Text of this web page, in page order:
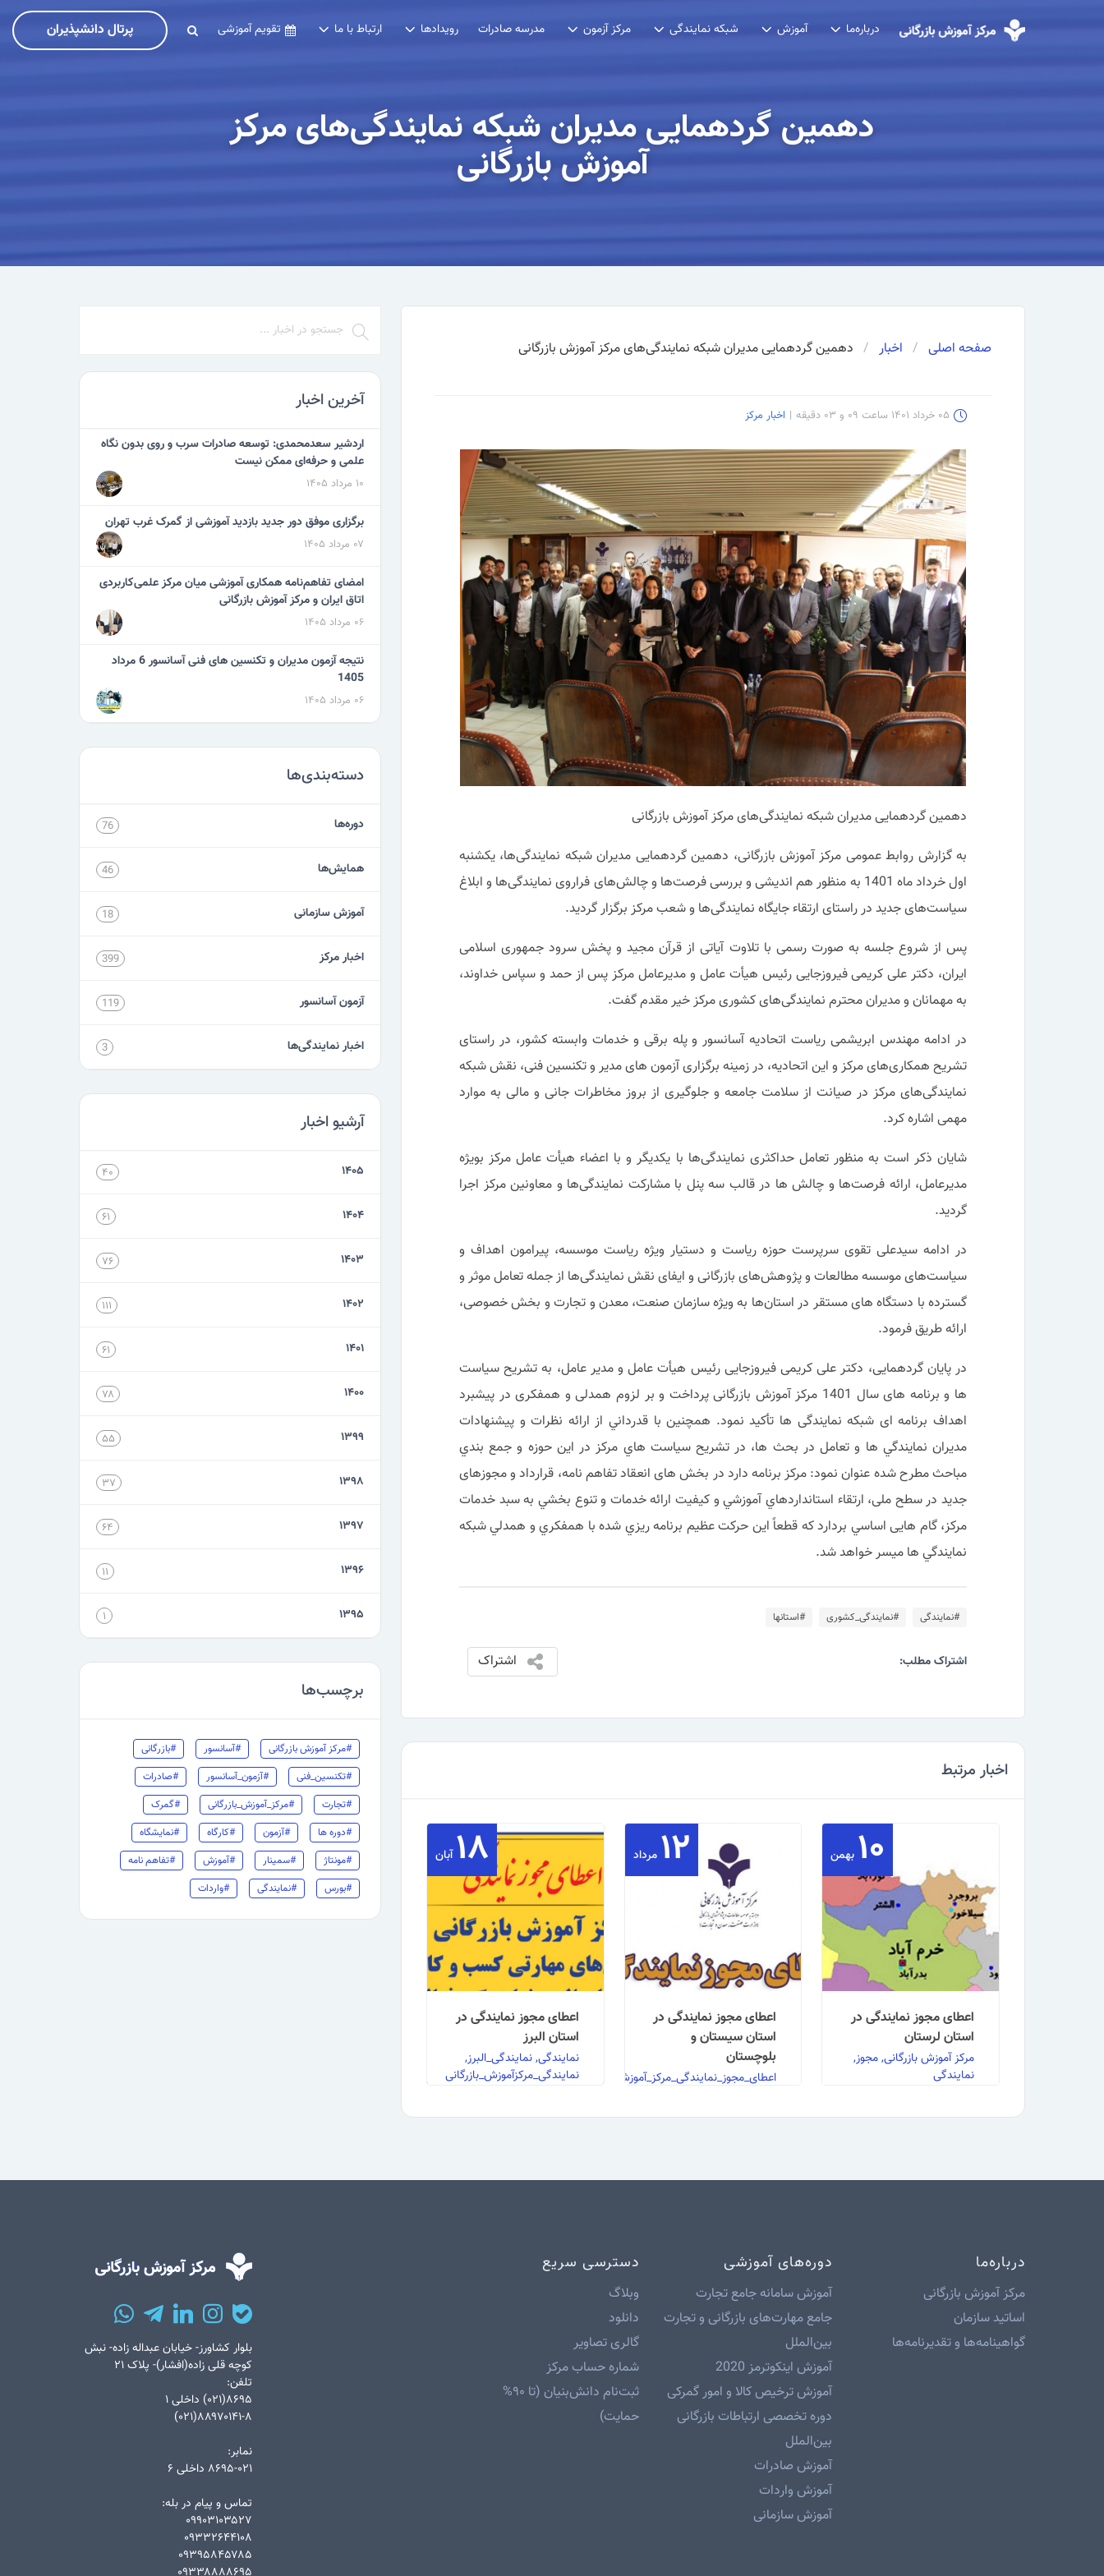
درباره‌ما آموزش شبکه نمایندگی مرکز آزمون مدرسه صادرات رویدادها ارتباط با ما تقویم آموزشی پرتال دانشپذیران
دهمین گردهمایی مدیران شبکه نمایندگی‌های مرکز
آموزش بازرگانی
صفحه اصلی اخبار دهمین گردهمایی مدیران شبکه نمایندگی‌های مرکز آموزش بازرگانی
۰۵ خرداد ۱۴۰۱ ساعت ۰۹ و ۰۳ دقیقه | اخبار مرکز
دهمین گردهمایی مدیران شبکه نمایندگی‌های مرکز آموزش بازرگانی
به گزارش روابط عمومی مرکز آموزش بازرگانی، دهمین گردهمایی مدیران شبکه نمایندگی‌ها، یکشنبه
اول خرداد ماه 1401 به منظور هم اندیشی و بررسی فرصت‌ها و چالش‌های فراروی نمایندگی‌ها و ابلاغ
سیاست‌های جدید در راستای ارتقاء جایگاه نمایندگی‌ها و شعب مرکز برگزار گردید.
پس از شروع جلسه به صورت رسمی با تلاوت آیاتی از قرآن مجید و پخش سرود جمهوری اسلامی
ایران، دکتر علی کریمی فیروزجایی رئیس هیأت عامل و مدیرعامل مرکز پس از حمد و سپاس خداوند،
به مهمانان و مدیران محترم نمایندگی‌های کشوری مرکز خیر مقدم گفت.
در ادامه مهندس ابریشمی ریاست اتحادیه آسانسور و پله برقی و خدمات وابسته کشور، در راستای
تشریح همکاری‌های مرکز و این اتحادیه، در زمینه برگزاری آزمون های مدیر و تکنسین فنی، نقش شبکه
نمایندگی‌های مرکز در صیانت از سلامت جامعه و جلوگیری از بروز مخاطرات جانی و مالی به موارد
مهمی اشاره کرد.
شایان ذکر است به منظور تعامل حداکثری نمایندگی‌ها با یکدیگر و با اعضاء هیأت عامل مرکز بویژه
مدیرعامل، ارائه فرصت‌ها و چالش ها در قالب سه پنل با مشارکت نمایندگی‌ها و معاونین مرکز اجرا
گردید.
در ادامه سیدعلی تقوی سرپرست حوزه ریاست و دستیار ویژه ریاست موسسه، پیرامون اهداف و
سیاست‌های موسسه مطالعات و پژوهش‌های بازرگانی و ایفای نقش نمایندگی‌ها از جمله تعامل موثر و
گسترده با دستگاه های مستقر در استان‌ها به ویژه سازمان صنعت، معدن و تجارت و بخش خصوصی،
ارائه طریق فرمود.
در پایان گردهمایی، دکتر علی کریمی فیروزجایی رئیس هیأت عامل و مدیر عامل، به تشریح سیاست
ها و برنامه های سال 1401 مرکز آموزش بازرگانی پرداخت و بر لزوم همدلی و همفکری در پیشبرد
اهداف برنامه ای شبکه نمایندگی ها تأکید نمود. همچنین با قدرداني از ارائه نظرات و پيشنهادات
مديران نمايندگي ها و تعامل در بحث ها، در تشريح سياست هاي مركز در این حوزه و جمع بندي
مباحث مطرح شده عنوان نمود: مرکز برنامه دارد در بخش های انعقاد تفاهم نامه، قرارداد و مجوزهای
جدید در سطح ملی، ارتقاء استانداردهاي آموزشي و كيفيت ارائه خدمات و تنوع بخشي به سبد خدمات
مركز، گام هايی اساسي بردارد كه قطعاً اين حركت عظيم برنامه ريزي شده با همفكري و همدلي شبكه
نمايندگي ها ميسر خواهد شد.
#نمایندگی #نمایندگی_کشوری #استانها
اشتراک مطلب: اشتراک
اخبار مرتبط
۱۰ بهمن
اعطای مجوز نمایندگی در
استان لرستان
مرکز آموزش بازرگانی, مجوز,
نمایندگی
۱۲ مرداد
اعطای مجوز نمایندگی در
استان سیستان و
بلوچستان
اعطای_مجوز_نمایندگی_مرکز_آموزش_بازرگانی,
نمایندگی_در_سیستان_و_بلوچستان
اعطای مجوز نمایندگی در
ادامه مطلب
۱۸ آبان
اعطای مجوز نمایندگی در
استان البرز
نمایندگی, نمایندگی_البرز,
نمایندگی_مرکزآموزش_بازرگانی
آخرین اخبار
اردشیر سعدمحمدی: توسعه صادرات سرب و روی بدون نگاه
علمی و حرفه‌ای ممکن نیست
۱۰ مرداد ۱۴۰۵
برگزاری موفق دور جدید بازدید آموزشی از گمرک غرب تهران
۰۷ مرداد ۱۴۰۵
امضای تفاهم‌نامه همکاری آموزشی میان مرکز علمی‌کاربردی
اتاق ایران و مرکز آموزش بازرگانی
۰۶ مرداد ۱۴۰۵
نتیجه آزمون مدیران و تکنسین های فنی آسانسور 6 مرداد
1405
۰۶ مرداد ۱۴۰۵
دسته‌بندی‌ها
دوره‌ها 76
همایش‌ها 46
آموزش سازمانی 18
اخبار مرکز 399
آزمون آسانسور 119
اخبار نمایندگی‌ها 3
آرشیو اخبار
۱۴۰۵ ۴۰
۱۴۰۴ ۶۱
۱۴۰۳ ۷۶
۱۴۰۲ ۱۱۱
۱۴۰۱ ۶۱
۱۴۰۰ ۷۸
۱۳۹۹ ۵۵
۱۳۹۸ ۳۷
۱۳۹۷ ۶۴
۱۳۹۶ ۱۱
۱۳۹۵ ۱
برچسب‌ها
#مرکز آموزش بازرگانی #آسانسور
#بازرگانی
#تکنسین_فنی
#آزمون_آسانسور
#صادرات
#تجارت
#مرکز_آموزش_بازرگانی
#گمرک
#دوره ها
#آزمون #کارگاه
#نمایشگاه
#مونتاژ
#سمینار #آموزش
#تفاهم نامه
#بورس
#نمایندگی #واردات
درباره‌ما
مرکز آموزش بازرگانی
اساتید سازمان
گواهینامه‌ها و تقدیرنامه‌ها
دوره‌های آموزشی
آموزش سامانه جامع تجارت
جامع مهارت‌های بازرگانی و تجارت
بین‌الملل
آموزش اینکوترمز 2020
آموزش ترخیص کالا و امور گمرکی
دوره تخصصی ارتباطات بازرگانی
بین‌الملل
آموزش صادرات
آموزش واردات
آموزش سازمانی
دسترسی سریع
وبلاگ
دانلود
گالری تصاویر
شماره حساب مرکز
ثبت‌نام دانش‌بنیان (تا ۹۰%
حمایت)
بلوار کشاورز- خیابان عبداله زاده- نبش
کوچه قلی زاده(افشار)- پلاک ۲۱
تلفن:
۸۶۹۵(۰۲۱) داخلی ۱
۸۸۹۷۰۱۴۱-۸(۰۲۱)
نمابر:
۸۶۹۵-۰۲۱ داخلی ۶
تماس و پیام در بله:
۰۹۹۰۳۱۰۳۵۲۷
۰۹۳۳۲۶۴۴۱۰۸
۰۹۳۹۵۸۴۵۷۸۵